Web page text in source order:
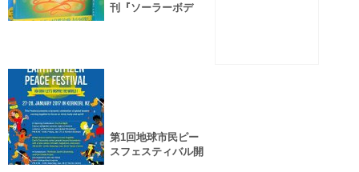
刊『ソーラーボデ
第1回地球市民ピー
スフェスティバル開